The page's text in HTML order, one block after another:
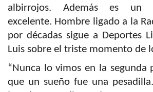
albirrojos. Además es un
excelente. Hombre ligado a la
por décadas sigue a Deportes
Luis sobre el triste momento de
“Nunca lo vimos en la segunda
que un sueño fue una